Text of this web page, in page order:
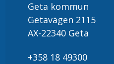
Geta kommun
Getavägen 2115
AX-22340 Geta
+358 18 49300